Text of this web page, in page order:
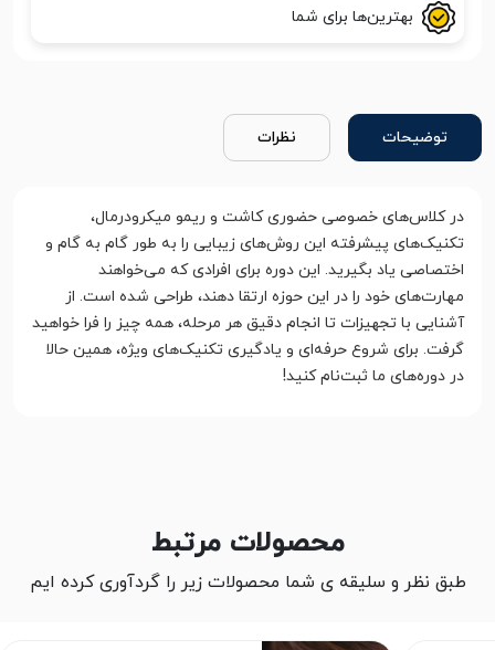
بهترین‌ها برای شما
توضیحات نظرات
در کلاس‌های خصوصی حضوری کاشت و ریمو میکرودرمال،
تکنیک‌های پیشرفته این روش‌های زیبایی را به طور گام به گام و
اختصاصی یاد بگیرید. این دوره برای افرادی که می‌خواهند
مهارت‌های خود را در این حوزه ارتقا دهند، طراحی شده است. از
آشنایی با تجهیزات تا انجام دقیق هر مرحله، همه چیز را فرا خواهید
گرفت. برای شروع حرفه‌ای و یادگیری تکنیک‌های ویژه، همین حالا
در دوره‌های ما ثبت‌نام کنید!
محصولات مرتبط
طبق نظر و سلیقه ی شما محصولات زیر را گردآوری کرده ایم